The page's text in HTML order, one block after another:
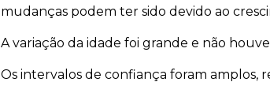
mudanças podem ter sido devido ao
A variação da idade foi grande e não
Os intervalos de confiança foram